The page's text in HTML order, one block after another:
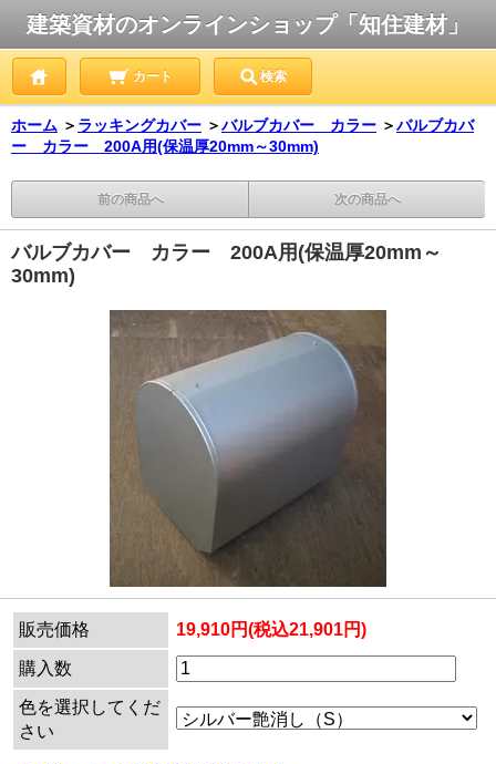
建築資材のオンラインショップ「知住建材」
カート 検索
ホーム ＞ ラッキングカバー ＞バルブカバー カラー ＞バルブカバ
ー カラー 200A用(保温厚20mm～30mm)
前の商品へ 次の商品へ
バルブカバー カラー 200A用(保温厚20mm～
30mm)
販売価格 19,910円(税込21,901円)
購入数
色を選択してくだ
さい